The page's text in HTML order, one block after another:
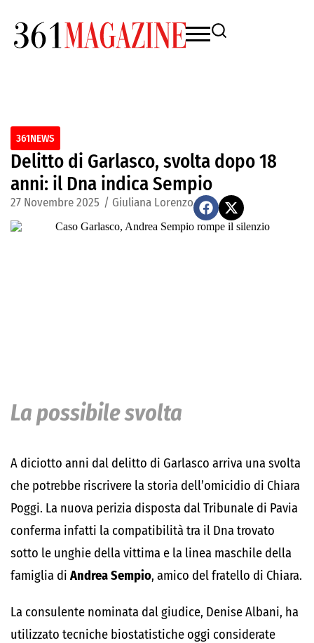
361NEWS
Delitto di Garlasco, svolta dopo 18
anni: il Dna indica Sempio
27 Novembre 2025 / Giuliana Lorenzo
La possibile svolta
A diciotto anni dal delitto di Garlasco arriva una svolta
che potrebbe riscrivere la storia dell’omicidio di Chiara
Poggi. La nuova perizia disposta dal Tribunale di Pavia
conferma infatti la compatibilità tra il Dna trovato
sotto le unghie della vittima e la linea maschile della
famiglia di Andrea Sempio, amico del fratello di Chiara.
La consulente nominata dal giudice, Denise Albani, ha
utilizzato tecniche biostatistiche oggi considerate